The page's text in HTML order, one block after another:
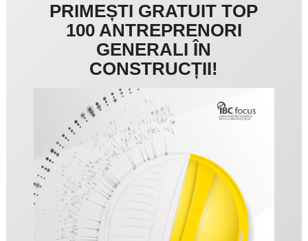
PRIMEȘTI GRATUIT TOP
100 ANTREPRENORI
GENERALI ÎN
CONSTRUCȚII!